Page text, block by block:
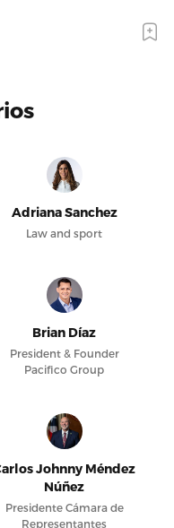
Adriana Sanchez
Law and sport
Brian Díaz
President & Founder
Pacifico Group
Johnny Méndez
Núñez
Presidente Cámara de
Representantes